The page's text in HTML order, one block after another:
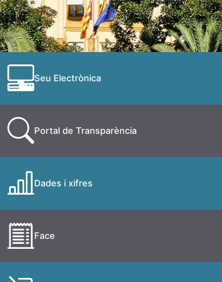
Seu Electrònica
Portal de Transparència
Dades i xifres
Face